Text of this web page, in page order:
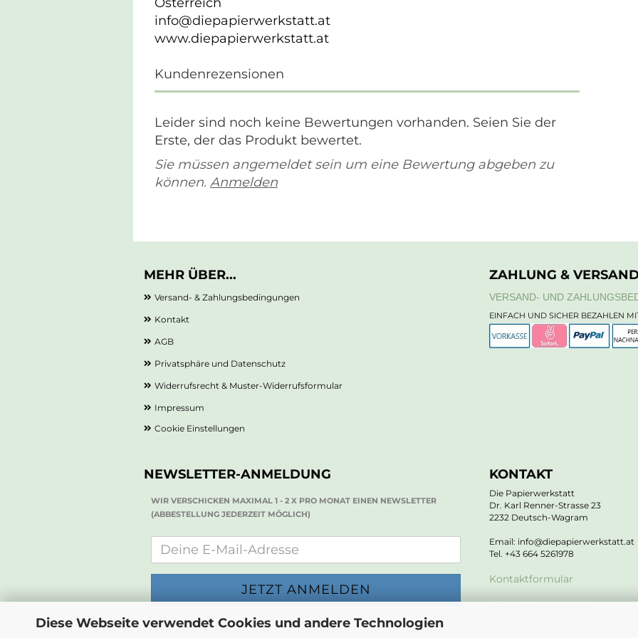
Diese Webseite verwendet Cookies und andere Technologien
info@diepapierwerkstatt.at
www.diepapierwerkstatt.at
Kundenrezensionen
Leider sind noch keine Bewertungen vorhanden. Seien Sie der
Erste, der das Produkt bewertet.
Sie müssen angemeldet sein um eine Bewertung abgeben zu
können. Anmelden
MEHR ÜBER...
Versand- & Zahlungsbedingungen
Kontakt
AGB
Privatsphäre und Datenschutz
Widerrufsrecht & Muster-Widerrufsformular
Impressum
Cookie Einstellungen
ZAHLUNG &
VERSAND- UND
EINFACH UND SICHER BEZAHLEN
NEWSLETTER-ANMELDUNG
WIR VERSCHICKEN MAXIMAL 1 - 2 X PRO MONAT EINEN NEWSLETTER
(ABBESTELLUNG JEDERZEIT MÖGLICH)
KONTAKT
Die Papierwerkstatt
Dr. Karl Renner-Strasse 23
2232 Deutsch-Wagram
Email: info@diepapierwerkstatt.at
Tel. +43 664 5261978
Kontaktformular